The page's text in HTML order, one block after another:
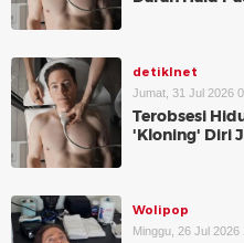
detikInet
Jumat, 31 Jul 2026
Terobsesi
'Kloning' Diri
Wolipop
Minggu, 26 Jul 2026